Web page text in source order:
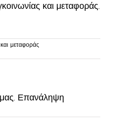
και μεταφοράς.
μεταφοράς
Επανάληψη